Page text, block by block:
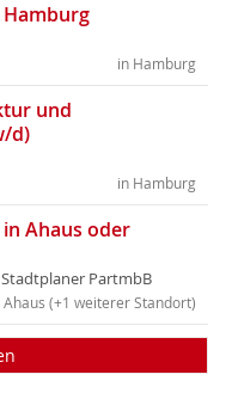
in Hamburg
und
d)
in Hamburg
Ahaus oder
PartmbB
Ahaus (+1 weiterer Standort)